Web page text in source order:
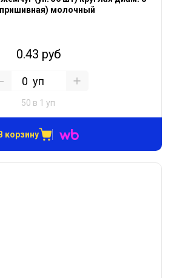
молочный
0.43 руб
уп
50 в 1 уп
В корзину